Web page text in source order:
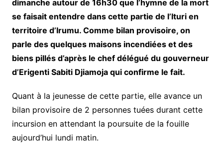
dimanche autour de 16h30 que l’hymne de la mort
se faisait entendre dans cette partie de l’Ituri en
territoire d’Irumu. Comme bilan provisoire, on
parle des quelques maisons incendiées et des
biens pillés d’après le chef délégué du gouverneur
d’Erigenti Sabiti Djiamoja qui confirme le fait.
Quant à la jeunesse de cette partie, elle avance un
bilan provisoire de 2 personnes tuées durant cette
incursion en attendant la poursuite de la fouille
aujourd’hui lundi matin.